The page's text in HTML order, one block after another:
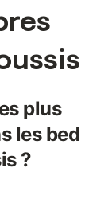
plus
les bed
?